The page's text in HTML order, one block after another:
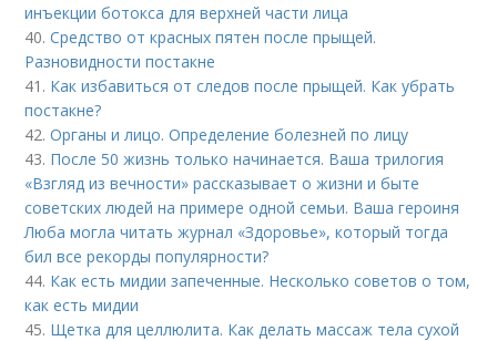
инъекции ботокса для верхней части лица
40.Средство от красных пятен после прыщей.
Разновидности постакне
41. Как избавиться от следов после прыщей. Как убрать
постакне?
42.Органы и лицо. Определение болезней по лицу
43. После 50 жизнь только начинается. Ваша трилогия
«Взгляд из вечности» рассказывает о жизни и быте
советских людей на примере одной семьи. Ваша героиня
Люба могла читать журнал «Здоровье», который тогда
бил все рекорды популярности?
44. Как есть мидии запеченные. Несколько советов о том,
как есть мидии
45. Щетка для целлюлита. Как делать массаж тела сухой